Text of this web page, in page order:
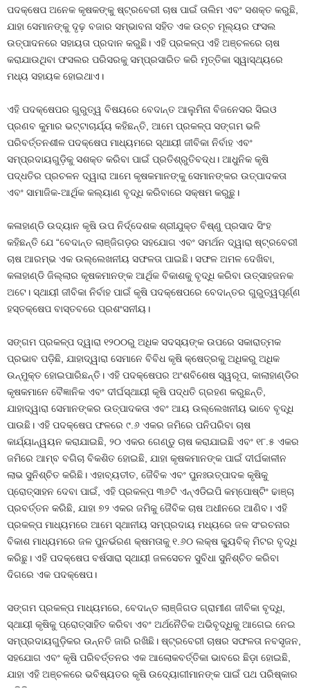
ପଦକ୍ଷେପ ଅନେକ କୃଷକଙ୍କୁ ଷ୍ଟ୍ରବେରୀ ଚାଷ ପାଇଁ ତାଲିମ ଏବଂ ସଶକ୍ତ କରୁଛି,
ଯାହା ସେମାନଙ୍କୁ ଦୃଢ଼ ବଜାର ସମ୍ଭାବନା ସହିତ ଏକ ଉଚ୍ଚ ମୂଲ୍ୟର ଫସଲ
ଉତ୍ପାଦନରେ ସହାୟତା ପ୍ରଦାନ କରୁଛି। ଏହି ପ୍ରକଳ୍ପ ଏହି ଅଞ୍ଚଳରେ ଚାଷ
କରାଯାଉଥିବା ଫସଲର ପରିସରକୁ ସମ୍ପ୍ରସାରିତ କରି ମୃତ୍ତିକା ସ୍ୱାସ୍ଥ୍ୟରେ
ମଧ୍ୟ ସହାୟକ ହୋଇଥାଏ।
ଏହି ପଦକ୍ଷେପର ଗୁରୁତ୍ୱ ବିଷୟରେ ବେଦାନ୍ତ ଆଲୁମିନା ବିଜନେସର ସିଇଓ
ପ୍ରଣବ କୁମାର ଭଟ୍ଟାଚାର୍ଯ୍ୟ କହିଛନ୍ତି, ଆମେ ପ୍ରକଳ୍ପ ସଙ୍ଗମ ଭଳି
ପରିବର୍ତ୍ତନଶୀଳ ପଦକ୍ଷେପ ମାଧ୍ୟମରେ ସ୍ଥାୟୀ ଜୀବିକା ନିର୍ବାହ ଏବଂ
ସମ୍ପ୍ରଦାୟଗୁଡ଼ିକୁ ସଶକ୍ତ କରିବା ପାଇଁ ପ୍ରତିଶ୍ରୁତିବଦ୍ଧ। ଆଧୁନିକ କୃଷି
ପଦ୍ଧତିର ପ୍ରଚଳନ ଦ୍ୱାରା ଆମେ କୃଷକମାନଙ୍କୁ ସେମାନଙ୍କର ଉତ୍ପାଦକତା
ଏବଂ ସାମାଜିକ-ଆର୍ଥିକ କଲ୍ୟାଣ ବୃଦ୍ଧି କରିବାରେ ସକ୍ଷମ କରୁଛୁ।
କଳାହାଣ୍ଡି ଉଦ୍ୟାନ କୃଷି ଉପ ନିର୍ଦ୍ଦେଶକ ଶ୍ରୀଯୁକ୍ତ ବିଷ୍ଣୁ ପ୍ରସାଦ ସିଂହ
କହିଛନ୍ତି ଯେ “ବେଦାନ୍ତ ଲାଞ୍ଜିଗଡ଼ର ସହଯୋଗ ଏବଂ ସମର୍ଥନ ଦ୍ୱାରା ଷ୍ଟ୍ରବେରୀ
ଚାଷ ଆରମ୍ଭ ଏକ ଉଲ୍ଲେଖନୀୟ ସଫଳତା ପାଇଛି। ସଫଳ ଅମଳ ଦେଖିବା,
କଳାହାଣ୍ଡି ଜିଲ୍ଲାର କୃଷକମାନଙ୍କ ଆର୍ଥିକ ବିକାଶକୁ ବୃଦ୍ଧି କରିବା ଉତ୍ସାହଜନକ
ଅଟେ। ସ୍ଥାୟୀ ଜୀବିକା ନିର୍ବାହ ପାଇଁ କୃଷି ପଦକ୍ଷେପରେ ବେଦାନ୍ତର ଗୁରୁତ୍ୱପୂର୍ଣ୍ଣ
ହସ୍ତକ୍ଷେପ ବାସ୍ତବରେ ପ୍ରଶଂସନୀୟ।
ସଙ୍ଗମ ପ୍ରକଳ୍ପ ଦ୍ୱାରା ୧୨୦୦ରୁ ଅଧିକ ସଦସ୍ୟଙ୍କ ଉପରେ ସକାରାତ୍ମକ
ପ୍ରଭାବ ପଡ଼ିଛି, ଯାହାଦ୍ୱାରା ସେମାନେ ବିବିଧ କୃଷି କ୍ଷେତ୍ରକୁ ଅଧିକରୁ ଅଧିକ
ଉନ୍ମୁକ୍ତ ହୋଇପାରିଛନ୍ତି। ଏହି ପଦକ୍ଷେପର ଅଂଶବିଶେଷ ସ୍ୱରୂପ, କାଲାହାଣ୍ଡିର
କୃଷକମାନେ ବୈଜ୍ଞାନିକ ଏବଂ ଦୀର୍ଘସ୍ଥାୟୀ କୃଷି ପଦ୍ଧତି ଗ୍ରହଣ କରୁଛନ୍ତି,
ଯାହାଦ୍ୱାରା ସେମାନଙ୍କର ଉତ୍ପାଦକତା ଏବଂ ଆୟ ଉଲ୍ଲେଖନୀୟ ଭାବେ ବୃଦ୍ଧି
ପାଉଛି। ଏହି ପଦକ୍ଷେପ ଫଳରେ ୯.୬ ଏକର ଜମିରେ ପନିପରିବା ଚାଷ
କାର୍ଯ୍ୟାନ୍ୱୟନ କରାଯାଇଛି, ୨୦ ଏକର ଗେଣ୍ଡୁ ଚାଷ କରାଯାଇଛି ଏବଂ ୧୮.୫ ଏକର
ଜମିରେ ଆମ୍ବ ବଗିଚା ବିକଶିତ ହୋଇଛି, ଯାହା କୃଷକମାନଙ୍କ ପାଇଁ ଦୀର୍ଘକାଳୀନ
ଲାଭ ସୁନିଶ୍ଚିତ କରିଛି। ଏହାବ୍ୟତୀତ, ଜୈବିକ ଏବଂ ପୁନଃଉତ୍ପାଦକ କୃଷିକୁ
ପ୍ରୋତ୍ସାହନ ଦେବା ପାଇଁ, ଏହି ପ୍ରକଳ୍ପ ୩୬ଟି ଏନ୍ଏଡିଇପି କମ୍ପୋଷ୍ଟିଂ ଢାଞ୍ଚା
ପ୍ରବର୍ତ୍ତନ କରିଛି, ଯାହା ୭୨ ଏକର ଜମିକୁ ଜୈବିକ ଚାଷ ଅଧୀନରେ ଆଣିବ। ଏହି
ପ୍ରକଳ୍ପ ମାଧ୍ୟମରେ ଆମେ ସ୍ଥାନୀୟ ସମ୍ପ୍ରଦାୟ ମଧ୍ୟରେ ଜଳ ସଂରଚନାର
ବିକାଶ ମାଧ୍ୟମରେ ଜଳ ପୁନର୍ଭରଣ କ୍ଷମତାକୁ ୧.୬୦ ଲକ୍ଷ କ୍ୟୁବିକ୍ ମିଟର ବୃଦ୍ଧି
କରିଛୁ। ଏହି ପଦକ୍ଷେପ ବର୍ଷସାରା ସ୍ଥାୟୀ ଜଳସେଚନ ସୁବିଧା ସୁନିଶ୍ଚିତ କରିବା
ଦିଗରେ ଏକ ପଦକ୍ଷେପ।
ସଙ୍ଗମ ପ୍ରକଳ୍ପ ମାଧ୍ୟମରେ, ବେଦାନ୍ତ ଲାଞ୍ଜିଗଡ ଗ୍ରାମୀଣ ଜୀବିକା ବୃଦ୍ଧି,
ସ୍ଥାୟୀ କୃଷିକୁ ପ୍ରୋତ୍ସାହିତ କରିବା ଏବଂ ଅର୍ଥନୈତିକ ଅଭିବୃଦ୍ଧିକୁ ଆଗେଇ ନେଇ
ସମ୍ପ୍ରଦାୟଗୁଡ଼ିକର ଉନ୍ନତି ଜାରି ରଖିଛି। ଷ୍ଟ୍ରବେରୀ ଚାଷର ସଫଳତା ନବସୃଜନ,
ସହଯୋଗ ଏବଂ କୃଷି ପରିବର୍ତ୍ତନର ଏକ ଆଲୋକବର୍ତ୍ତିକା ଭାବରେ ଛିଡ଼ା ହୋଇଛି,
ଯାହା ଏହି ଅଞ୍ଚଳରେ ଭବିଷ୍ୟତର କୃଷି ଉଦ୍ୟୋଗୀମାନଙ୍କ ପାଇଁ ପଥ ପରିଷ୍କାର